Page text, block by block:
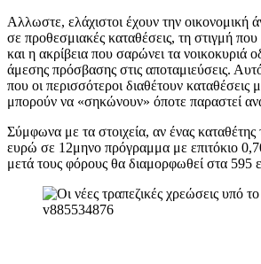
Αλλωστε, ελάχιστοι έχουν την οικονομική
σε προθεσμιακές καταθέσεις, τη στιγμή
και η ακρίβεια που σαρώνει τα νοικοκυριά
άμεσης πρόσβασης στις αποταμιεύσεις.
που οι περισσότεροι διαθέτουν καταθέσεις
μπορούν να «σηκώνουν» όποτε παραστεί
Σύμφωνα με τα στοιχεία, αν ένας
ευρώ σε 12μηνο πρόγραμμα με επιτόκιο
μετά τους φόρους θα διαμορφωθεί στα 595